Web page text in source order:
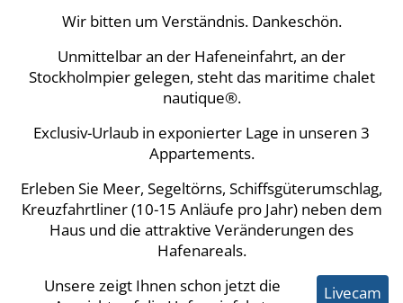
Wir bitten um Verständnis. Dankeschön.
Unmittelbar an der Hafeneinfahrt, an der
Stockholmpier gelegen, steht das maritime chalet
nautique®.
Exclusiv-Urlaub in exponierter Lage in unseren 3
Appartements.
Erleben Sie Meer, Segeltörns, Schiffsgüterumschlag,
Kreuzfahrtliner (10-15 Anläufe pro Jahr) neben dem
Haus und die attraktive Veränderungen des
Hafenareals.
Unsere
Livecam
zeigt Ihnen schon jetzt die